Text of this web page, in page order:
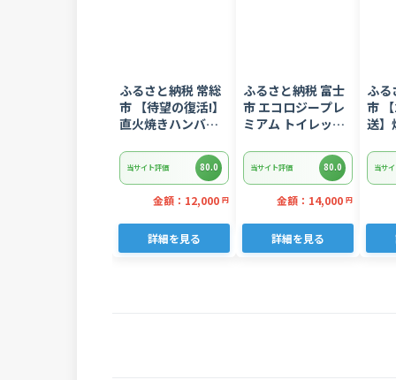
ふるさと納税 常総
市 【待望の復活!】
直火焼きハンバー
ス 3kg 22個入り
当サイト評価 80.0
金額：12,000 円
詳細を見る
ふるさと納税 富士
市 エコロジープレ
ミアム トイレット
ロール 日用品 人気
当サイト評価 80.0
金額：14,000 円
詳細を見る
ふる
市
送】
ぎ
当サ